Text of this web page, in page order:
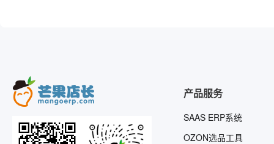
产品服务
SAAS ERP系统
OZON选品工具